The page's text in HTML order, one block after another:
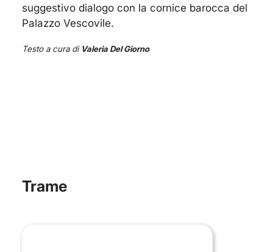
suggestivo dialogo con la cornice barocca del
Palazzo Vescovile.
Testo a cura di Valeria Del Giorno
Trame